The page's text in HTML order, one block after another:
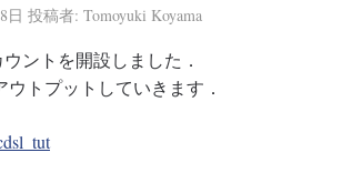
日 投稿者: Tomoyuki Koyama
ントを開設しました．
トプットしていきます．